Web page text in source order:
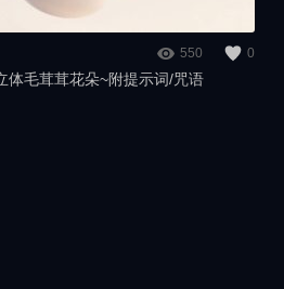
550 0
体毛茸茸花朵~附提示词/咒语